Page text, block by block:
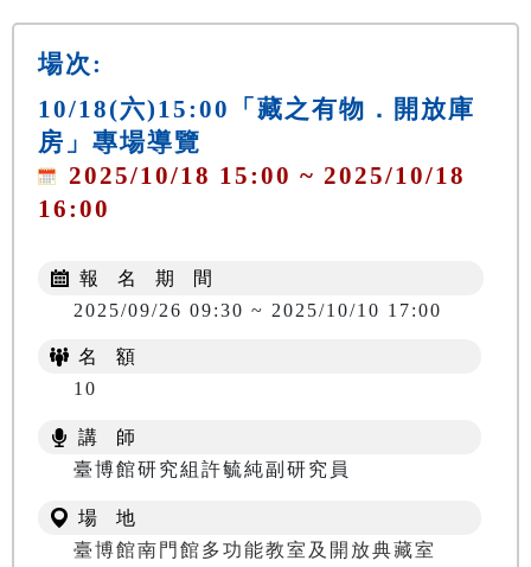
場次:
10/18(六)15:00「藏之有物．開放庫
房」專場導覽
2025/10/18 15:00 ~ 2025/10/18
16:00
報 名 期 間
2025/09/26 09:30 ~ 2025/10/10 17:00
名 額
10
講 師
臺博館研究組許毓純副研究員
場 地
臺博館南門館多功能教室及開放典藏室